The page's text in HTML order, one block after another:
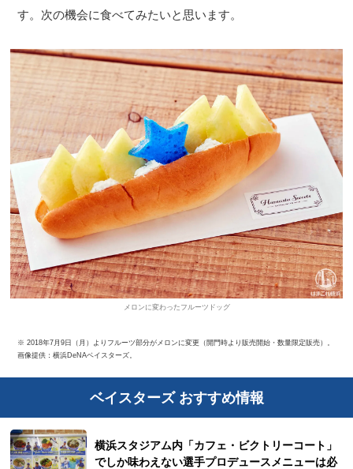
す。次の機会に食べてみたいと思います。
メロンに変わったフルーツドッグ
※ 2018年7月9日（月）よりフルーツ部分がメロンに変更（開門時より販売開始・数量限定販売）。
画像提供：横浜DeNAベイスターズ。
ベイスターズ おすすめ情報
横浜スタジアム内「カフェ・ビクトリーコート」
でしか味わえない選手プロデュースメニューは必